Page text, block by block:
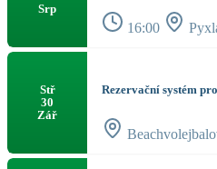
Srp
16:00
Stř
30
Zář
Rezervační systém